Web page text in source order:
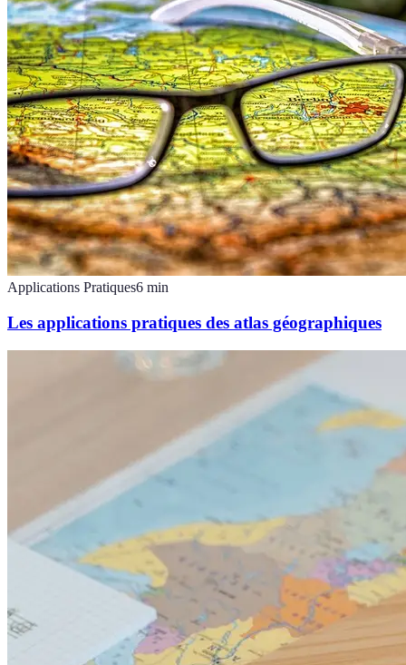
Applications Pratiques6 min
Les applications pratiques des atlas géographiques